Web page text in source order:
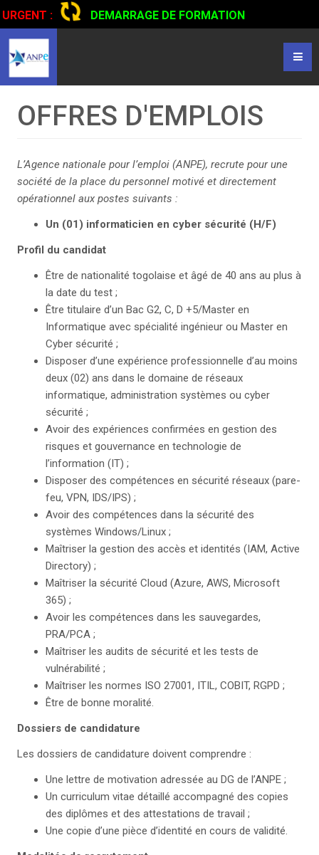
URGENT :
DEMARRAGE DE FORMATION
CERTIFIANTE EN CONDUITE DE CAMIONS...CLIQUER POUR
LIRE
OFFRES D'EMPLOIS
L’Agence nationale pour l’emploi (ANPE), recrute pour une
société de la place du personnel motivé et directement
opérationnel aux postes suivants :
Un (01) informaticien en cyber sécurité (H/F)
Profil du candidat
Être de nationalité togolaise et âgé de 40 ans au plus à
la date du test ;
Être titulaire d’un Bac G2, C, D +5/Master en
Informatique avec spécialité ingénieur ou Master en
Cyber sécurité ;
Disposer d’une expérience professionnelle d’au moins
deux (02) ans dans le domaine de réseaux
informatique, administration systèmes ou cyber
sécurité ;
Avoir des expériences confirmées en gestion des
risques et gouvernance en technologie de
l’information (IT) ;
Disposer des compétences en sécurité réseaux (pare-
feu, VPN, IDS/IPS) ;
Avoir des compétences dans la sécurité des
systèmes Windows/Linux ;
Maîtriser la gestion des accès et identités (IAM, Active
Directory) ;
Maîtriser la sécurité Cloud (Azure, AWS, Microsoft
365) ;
Avoir les compétences dans les sauvegardes,
PRA/PCA ;
Maîtriser les audits de sécurité et les tests de
vulnérabilité ;
Maîtriser les normes ISO 27001, ITIL, COBIT, RGPD ;
Être de bonne moralité.
Dossiers de candidature
Les dossiers de candidature doivent comprendre :
Une lettre de motivation adressée au DG de l’ANPE ;
Un curriculum vitae détaillé accompagné des copies
des diplômes et des attestations de travail ;
Une copie d’une pièce d’identité en cours de validité.